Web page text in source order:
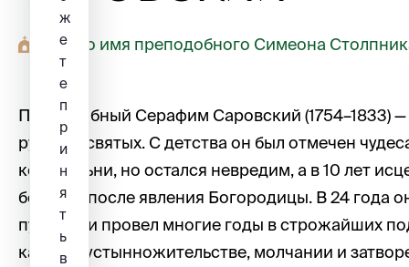
Храм во имя преподобного Симеона
Преподобный Серафим Саровский (1754–1833)
русских святых. С детства он был отмечен
колокольни, но остался невредим, а в 10 лет
болезни после явления Богородицы. В 24 года
пустынь и провел многие годы в строжайших
камне, пустынножительстве, молчании и
ж
е
т
е
п
р
и
н
я
т
ь
в